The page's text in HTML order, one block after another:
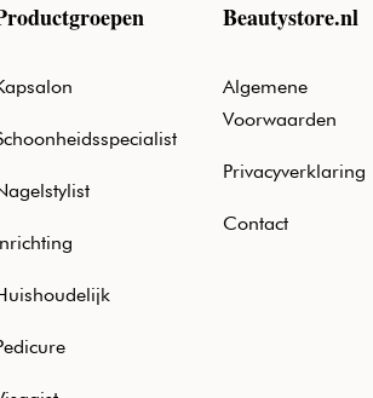
Beautystore.nl
Algemene
Voorwaarden
Privacyverklaring
Contact